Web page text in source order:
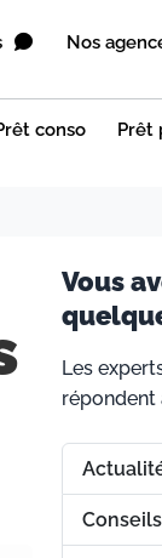
Nos
conso Prêt
Vous
Les
répondent
Conseils